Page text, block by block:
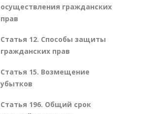
осуществления гражданских
прав
Статья 12. Способы защиты
гражданских прав
Статья 15. Возмещение
убытков
Статья 196. Общий срок